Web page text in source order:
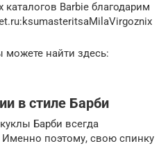
Barbie благодарим
найти здесь:
в стиле Барби
Барби всегда
поэтому, свою спинку